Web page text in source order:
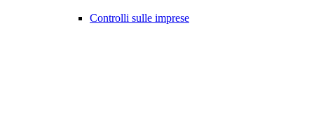
Controlli sulle imprese